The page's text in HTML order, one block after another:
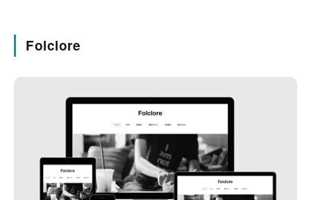
Folclore